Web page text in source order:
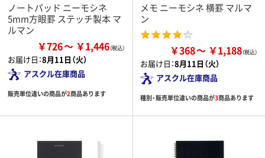
ノートパッド ニーモシネ
5mm方眼罫 ステッチ製本 マ
ルマン
￥726 ￥1,446
お届け日：8月11日（火）
アスクル在庫商品
販売単位違いの商品が2商品あります
メモ ニーモシネ 横罫 マルマ
ン
￥368 ￥1,188
お届け日：8月11日（火）
アスクル在庫商品
種別・販売単位違いの商品が3商品あります